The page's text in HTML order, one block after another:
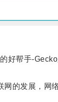
帮手-Gecko
发展，网络